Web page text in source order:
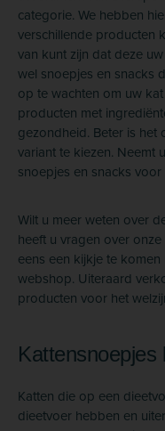
categorie. We hebben
verschillende producten
van kunt zijn dat deze
wel snoepjes en snacks
op te wachten om uw
producten met
gezondheid. Beter is
variant te kiezen. Neemt
snoepjes en snacks voor
Wilt u meer weten over
heeft u vragen over
eens een kijkje te
webshop. Uiteraard
producten voor het
Kattensnoepjes
Katten die op een
dieetvoer hebben en